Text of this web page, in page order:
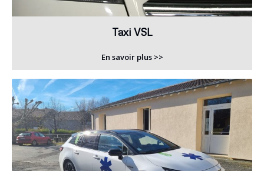
Taxi VSL
En savoir plus >>